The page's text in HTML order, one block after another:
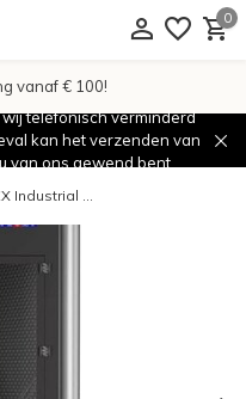
0
vanaf € 100!
telefonisch verminderd
kan het verzenden van
van ons gewend bent.
Industrial ...